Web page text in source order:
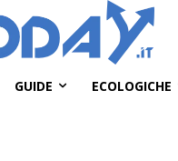
GUIDE ECOLOGICHE